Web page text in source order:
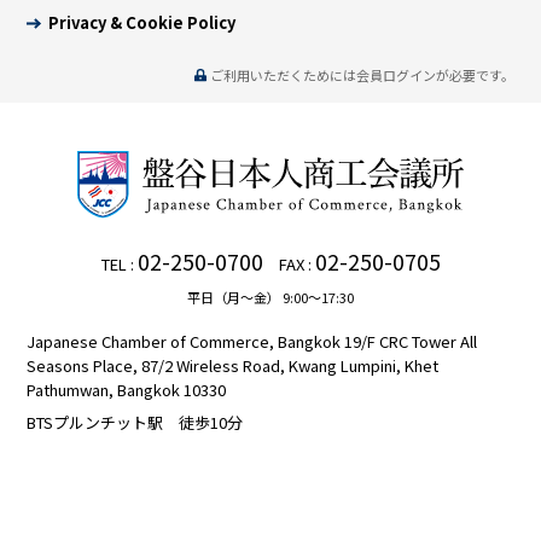
Privacy & Cookie Policy
ご利用いただくためには会員ログインが必要です。
TEL : 02-250-0700 FAX : 02-250-0705
平日（月～金） 9:00～17:30
Japanese Chamber of Commerce, Bangkok 19/F CRC Tower All
Seasons Place, 87/2 Wireless Road, Kwang Lumpini, Khet
Pathumwan, Bangkok 10330
BTSプルンチット駅 徒歩10分